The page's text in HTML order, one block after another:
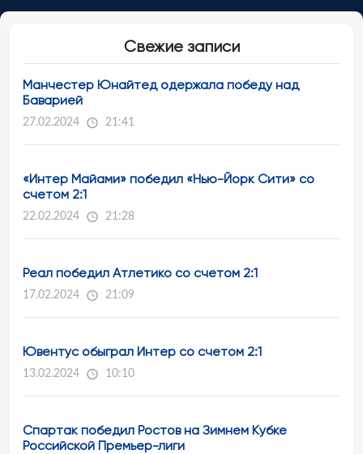
Свежие записи
Манчестер Юнайтед одержала победу над
Баварией
27.02.2024 21:41
«Интер Майами» победил «Нью-Йорк Сити» со
счетом 2:1
22.02.2024 21:28
Реал победил Атлетико со счетом 2:1
17.02.2024 21:09
Ювентус обыграл Интер со счетом 2:1
13.02.2024 10:10
Спартак победил Ростов на Зимнем Кубке
Российской Премьер-лиги